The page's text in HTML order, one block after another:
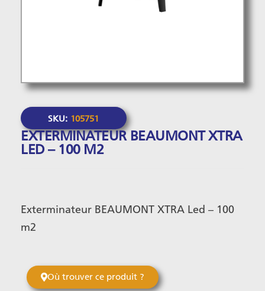
SKU: 105751
EXTERMINATEUR BEAUMONT XTRA
LED – 100 M2
Exterminateur BEAUMONT XTRA Led – 100
m2
Où trouver ce produit ?